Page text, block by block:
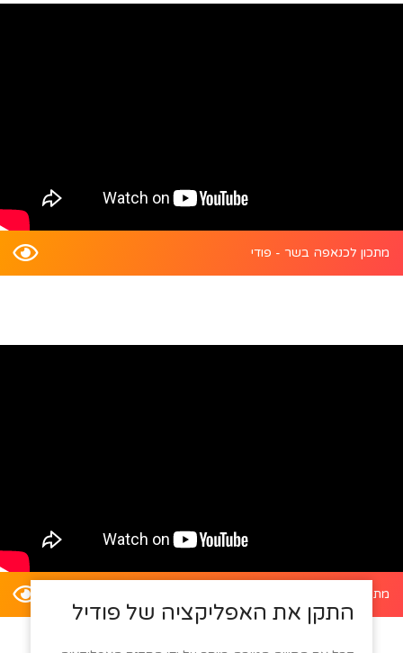
מתכון לכנאפה בשר - פודי
מתכון לדלעת ערמונים במילוי סלט קינואה - פודי
התקן את האפליקציה של פודיל